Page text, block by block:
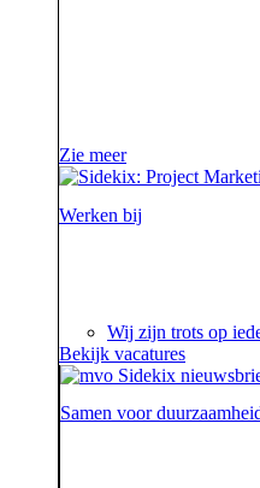
Zie meer
Werken bij
Wij zijn trots op
Bekijk vacatures
Samen voor